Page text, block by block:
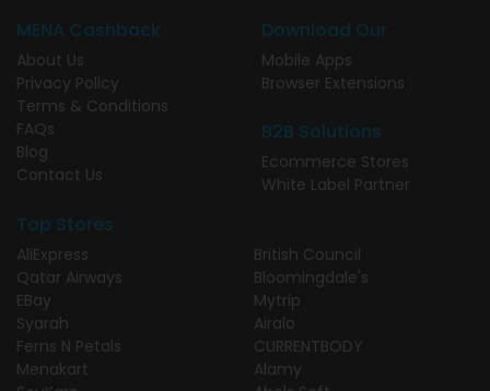
MENA Cashback
About Us
Privacy Policy
Terms & Conditions
FAQs
Blog
Contact Us
Download Our
Mobile Apps
Browser Extensions
B2B Solutions
Ecommerce Stores
White Label Partner
Top Stores
AliExpress
Qatar Airways
EBay
Syarah
Ferns N Petals
Menakart
British Council
Bloomingdale's
Mytrip
Airalo
CURRENTBODY
Alamy